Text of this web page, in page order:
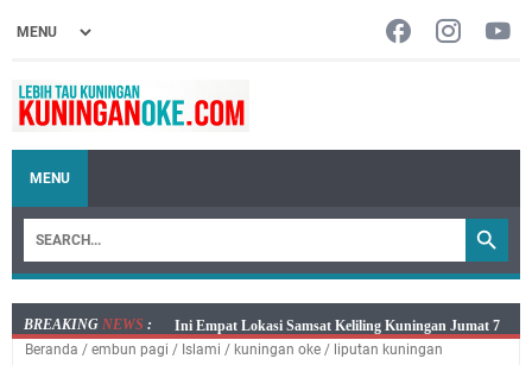
MENU
BREAKING NEWS :
Jumat 7 Agustus 2026 Mobil SIM Keliling Ada di
Kecamatan Sindangagung
Beranda / embun pagi / Islami / kuningan oke / liputan kuningan